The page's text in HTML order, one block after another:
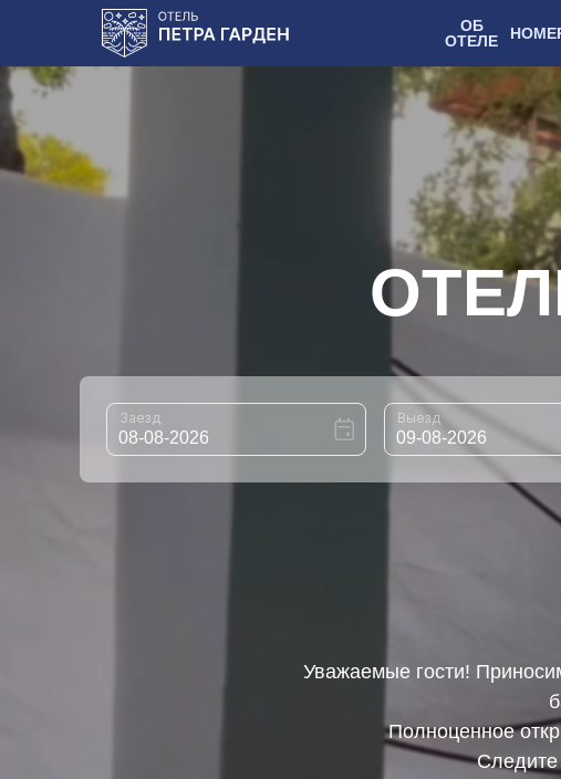
ОБ
ОТЕЛЕ
Уважаемые гости!
Полноценное
Следите